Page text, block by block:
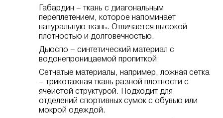
Габардин – ткань с диагональным
переплетением, которое напоминает
натуральную ткань. Отличается высокой
плотностью и долговечностью.
Дьюспо – синтетический материал с
водонепроницаемой пропиткой
Сетчатые материалы, например, ложная сетка
– трикотажная ткань разной плотности с
ячеистой структурой. Подходит для
отделений спортивных сумок с обувью или
мокрой одеждой.